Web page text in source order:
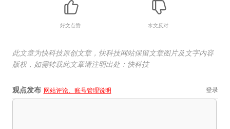
好文点赞 水文反对
此文章为快科技原创文章，快科技网站保留文章图片及文字内容
版权，如需转载此文章请注明出处：快科技
观点发布 网站评论、账号管理说明 登录